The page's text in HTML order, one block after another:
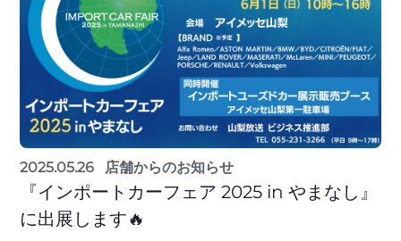
2025.05.26 店舗からのお知らせ
『インポートカーフェア 2025 in やまなし』
に出展します🔥